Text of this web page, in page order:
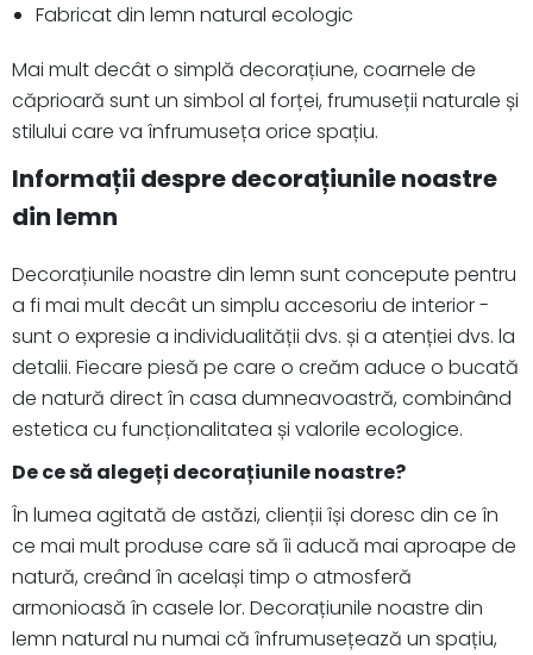
Fabricat din lemn natural ecologic
Mai mult decât o simplă decorațiune, coarnele de
căprioară sunt un simbol al forței, frumuseții naturale și
stilului care va înfrumuseța orice spațiu.
Informații despre decorațiunile noastre
din lemn
Decorațiunile noastre din lemn sunt concepute pentru
a fi mai mult decât un simplu accesoriu de interior -
sunt o expresie a individualității dvs. și a atenției dvs. la
detalii. Fiecare piesă pe care o creăm aduce o bucată
de natură direct în casa dumneavoastră, combinând
estetica cu funcționalitatea și valorile ecologice.
De ce să alegeți decorațiunile noastre?
În lumea agitată de astăzi, clienții își doresc din ce în
ce mai mult produse care să îi aducă mai aproape de
natură, creând în același timp o atmosferă
armonioasă în casele lor. Decorațiunile noastre din
lemn natural nu numai că înfrumusețează un spațiu,